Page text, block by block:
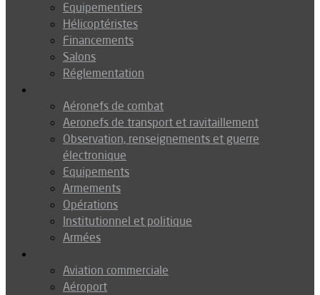
Equipementiers
Hélicoptéristes
Financements
Salons
Réglementation
Aéronefs de combat
Aeronefs de transport et ravitaillement
Observation, renseignements et guerre
électronique
Equipements
Armements
Opérations
Institutionnel et politique
Armées
Aviation commerciale
Aéroport